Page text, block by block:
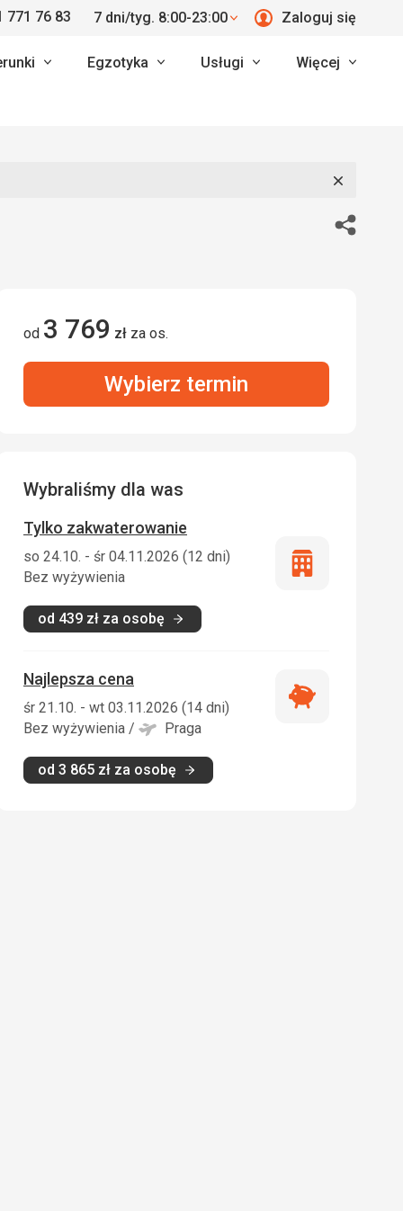
771 76 83 7 dni/tyg. 8:00-23:00 Zaloguj się
Egzotyka Usługi Więcej
od 3 769 zł za os.
Wybierz termin
Wybraliśmy dla was
Tylko zakwaterowanie
so 24.10. - śr 04.11.2026 (12 dni)
Bez wyżywienia
od 439 zł za osobę
Tylko
Najlepsza cena
śr 21.10. - wt 03.11.2026 (14 dni)
Bez wyżywienia / Praga
od 3 865 zł za osobę
Najlepsza